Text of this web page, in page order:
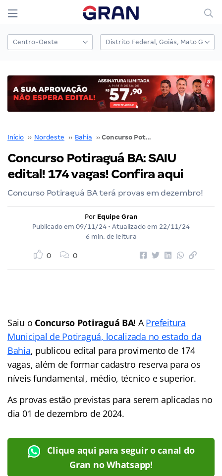
Início ›› Nordeste ›› Bahia ›› Concurso Potiraguá BA: SAIU edital! 174 vagas! Confira aqui
Concurso Potiraguá BA: SAIU
edital! 174 vagas! Confira aqui
Concurso Potiraguá BA terá provas em dezembro!
Por Equipe Gran
Publicado em 09/11/24 • Atualizado em 22/11/24
6 min. de leitura
0 0
Saiu o Concurso Potiraguá BA! APrefeitura
Municipal de Potiraguá, localizada no estado da
Bahia, publicou edital para provimento de 174
vagas, além de formar cadastro reserva para os
níveis fundamental, médio, técnico e superior.
As provas estão previstas para serem aplicadas no
dia 01 de dezembro de 2024.
Clique aqui para seguir o canal do
Gran no Whatsapp!